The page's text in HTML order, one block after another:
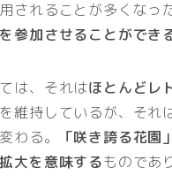
されることが多くなった
参加させることができ
は、それはほとんどレ
維持しているが、それ
わる。
「咲き誇る花園」
大を意味するものであ